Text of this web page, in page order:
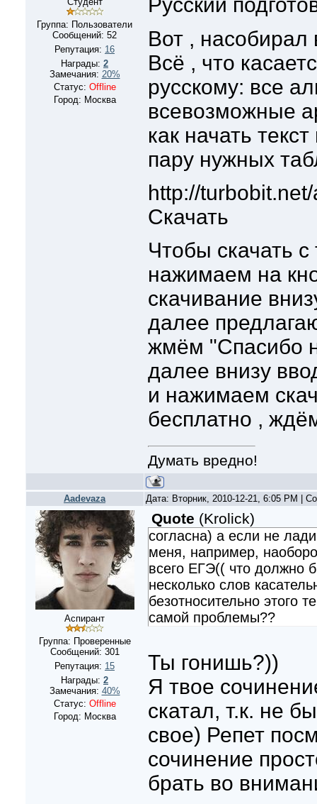
Группа: Пользователи
Сообщений: 52
Репутация: 16
Награды: 2
Замечания: 20%
Статус: Offline
Город: Москва
Русский
Вот , насобирал
Всё , что
русскому: все
всевозможные
как начать
пару нужных
http://
Скачать
Чтобы скачать с
нажимаем на
скачивание
далее
жмём "Спасибо
далее внизу
и нажимаем
бесплатно ,
Думать вредно!
Aadevaza Дата: Вторник, 2010-12-21, 6:05 PM |
Аспирант
Группа: Проверенные
Сообщений: 301
Репутация: 15
Награды: 2
Замечания: 40%
Статус: Offline
Город: Москва
Quote (Krolick)
согласна) а если не
меня, например,
всего ЕГЭ(( что должно
несколько слов
безотносительно этого
самой проблемы??
Ты гонишь?))
Я твое
скатал, т.к. не
свое) Репет
сочинение
брать во